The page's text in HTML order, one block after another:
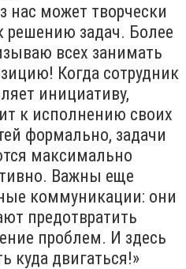
нас может творчески
решению задач. Более
всех занимать
Когда сотрудник
инициативу,
к исполнению своих
формально, задачи
максимально
Важны еще
коммуникации: они
предотвратить
проблем. И здесь
куда двигаться!»